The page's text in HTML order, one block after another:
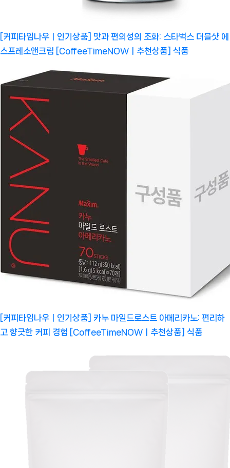
[커피타임나우ㅣ인기상품] 맛과 편의성의 조화: 스타벅스 더블샷 에
스프레소앤크림 [CoffeeTimeNOWㅣ추천상품] 식품
[커피타임나우ㅣ인기상품] 카누 마일드로스트 아메리카노: 편리하
고 향긋한 커피 경험 [CoffeeTimeNOWㅣ추천상품] 식품